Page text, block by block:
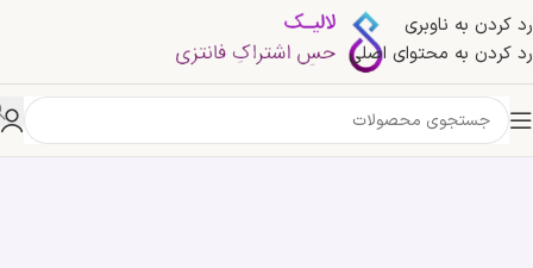
رد کردن به ناوبری
رد کردن به محتوای اصلی